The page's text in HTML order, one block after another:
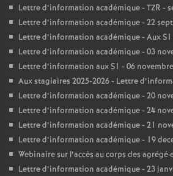
Lettre d’information académique - TZR -
Lettre d’information académique - 22
Lettre d’information académique - Aux
Lettre d’information académique - 03
Lettre d’information aux S1 - 06
Aux stagiaires 2025-2026 - Lettre
Lettre d’information académique - 20
Lettre d’information académique - 24
Lettre d’information académique - 21
Lettre d’information académique - 19
Webinaire sur l’accès au corps des agrégé·
Lettre d’information académique - 23